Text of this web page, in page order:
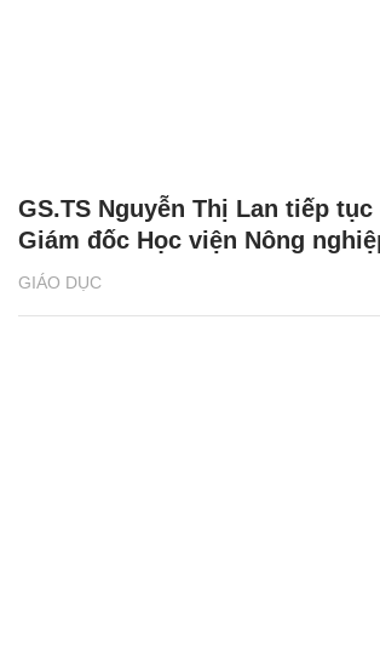
GIÁO DỤC
GS.TS Nguyễn Thị Lan tiếp
Giám đốc Học viện Nông